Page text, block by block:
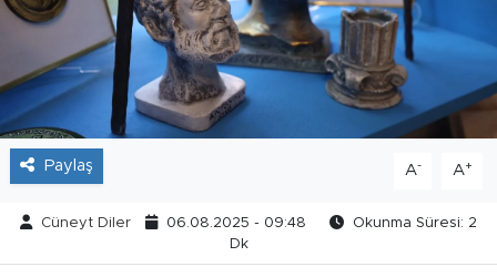
Paylaş A- A+
Cüneyt Diler 06.08.2025 - 09:48
Okunma Süresi: 2
Dk